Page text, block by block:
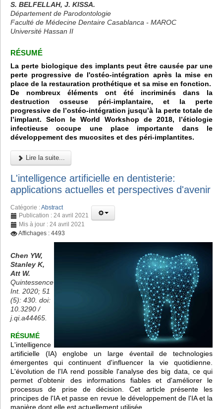
S. BELFELLAH, J. KISSA.
Département de Parodontologie
Faculté de Médecine Dentaire Casablanca - MAROC
Université Hassan II
RÉSUMÉ
La perte biologique des implants peut être causée par une
perte progressive de l'ostéo-intégration après la mise en
place de la restauration prothétique et sa mise en fonction.
De nombreux éléments ont été incriminés dans la
destruction osseuse péri-implantaire, et la perte
progressive de l’ostéo-intégration jusqu’à la perte totale de
l’implant. Selon le World Workshop de 2018, l’étiologie
infectieuse occupe une place importante dans le
développement des mucosites et des péri-implantites.
Lire la suite...
L'intelligence artificielle en dentisterie:
applications actuelles et perspectives d'avenir
Catégorie :Abstract
Publication : 24 avril 2021
Mis à jour : 24 avril 2021
Affichages : 4493
Chen YW,
Stanley K,
Att W.
Quintessence
Int. 2020; 51
(5): 430. doi:
10.3290 /
j.qi.a44465.
RÉSUMÉ
L'intelligence
artificielle (IA) englobe un large éventail de technologies
émergentes qui continuent d'influencer la vie quotidienne.
L'évolution de l'IA rend possible l'analyse des big data, ce qui
permet d'obtenir des informations fiables et d'améliorer le
processus de prise de décision. Cet article présente les
principes de l'IA et passe en revue le développement de l'IA et la
manière dont elle est actuellement utilisée.